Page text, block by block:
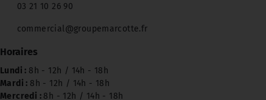
03 21 10 26 90
commercial@groupemarcotte.fr
Horaires
Lundi : 8h - 12h / 14h - 18h
Mardi : 8h - 12h / 14h - 18h
Mercredi : 8h - 12h / 14h - 18h